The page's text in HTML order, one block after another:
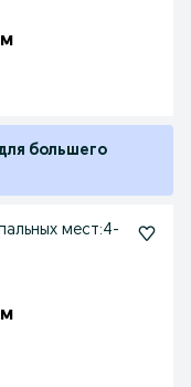
большего
мест:4-